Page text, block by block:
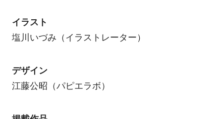
イラスト
塩川いづみ（イラストレーター）
デザイン
江藤公昭（パピエラボ）